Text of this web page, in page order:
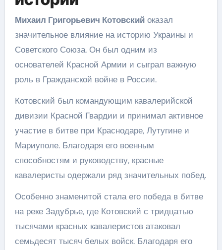
Михаил Григорьевич Котовскийоказал
значительное влияние на историю Украины и
Советского Союза. Он был одним из
основателей Красной Армии и сыграл важную
роль в Гражданской войне в России.
Котовский был командующим кавалерийской
дивизии Красной Гвардии и принимал активное
участие в битве при Краснодаре, Лутугине и
Мариуполе. Благодаря его военным
способностям и руководству, красные
кавалеристы одержали ряд значительных побед.
Особенно знаменитой стала его победа в битве
на реке Задубрье, где Котовский с тридцатью
тысячами красных кавалеристов атаковал
семьдесят тысяч белых войск. Благодаря его